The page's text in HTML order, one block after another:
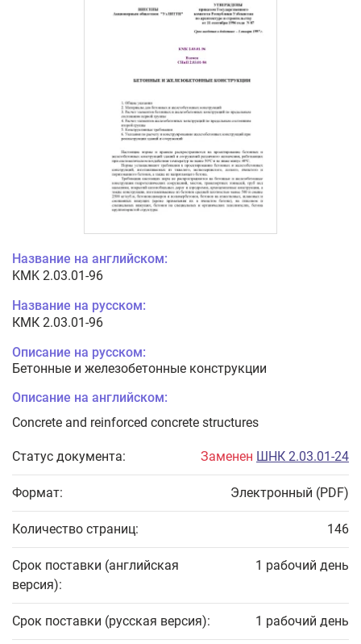
Название на английском:
KMK 2.03.01-96
Название на русском:
КМК 2.03.01-96
Описание на русском:
Бетонные и железобетонные конструкции
Описание на английском:
Concrete and reinforced concrete structures
Статус документа: Заменен ШНК 2.03.01-24
Формат: Электронный (PDF)
Количество страниц: 146
Срок поставки (английская
версия):
1 рабочий день
Срок поставки (русская версия): 1 рабочий день